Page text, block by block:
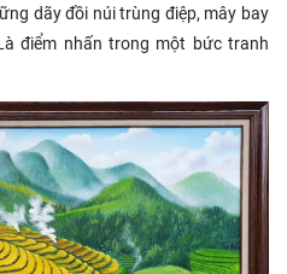
dãy đồi núi trùng điệp, mây bay
điểm nhấn trong một bức tranh